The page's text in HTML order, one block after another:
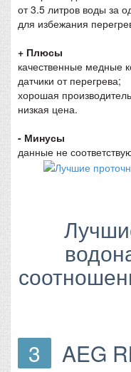
от 3.5 литров воды за
для избежания
+ Плюсы
качественные медные
датчики от перегрева;
хорошая
низкая цена.
- Минусы
данные не
3 AEG